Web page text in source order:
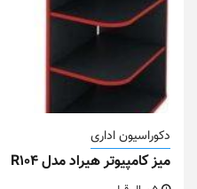
دکوراسیون اداری
میز کامپیوتر هیراد مدل R104